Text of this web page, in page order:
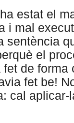
estat el
i mal
sentència
el
fet de forma
fet be!
cal aplicar-